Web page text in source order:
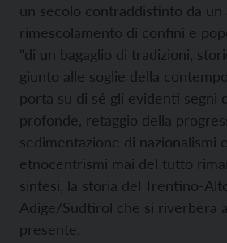
un secolo contraddistinto da un
rimescolamento di confini e
“di un bagaglio di tradizioni,
giunto alle soglie della
porta su di sé gli evidenti segni
profonde, retaggio della
sedimentazione di nazionalismi
etnocentrismi mai del tutto
sintesi, la storia del Trentino-
Adige/Sudtirol che si riverbera
presente.